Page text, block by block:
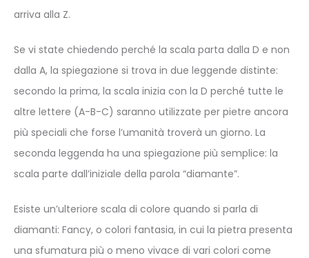
arriva alla Z.
Se vi state chiedendo perché la scala parta dalla D e non
dalla A, la spiegazione si trova in due leggende distinte:
secondo la prima, la scala inizia con la D perché tutte le
altre lettere (A-B-C) saranno utilizzate per pietre ancora
più speciali che forse l’umanità troverà un giorno. La
seconda leggenda ha una spiegazione più semplice: la
scala parte dall’iniziale della parola “diamante”.
Esiste un’ulteriore scala di colore quando si parla di
diamanti: Fancy, o colori fantasia, in cui la pietra presenta
una sfumatura più o meno vivace di vari colori come